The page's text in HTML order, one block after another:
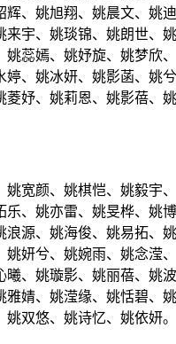
、姚旭翔、姚晨文、姚
宇、姚琰锦、姚朗世、
蕊嫣、姚妤旋、姚梦欣
、姚冰妍、姚影菡、姚
妤、姚莉恩、姚影蓓、
宽颜、姚棋恺、姚毅宇
、姚亦雷、姚旻桦、姚
源、姚海俊、姚易拓、
妍兮、姚婉雨、姚念滢
、姚璇影、姚丽蓓、姚
婧、姚滢缘、姚恬碧、
双悠、姚诗忆、姚依妍。